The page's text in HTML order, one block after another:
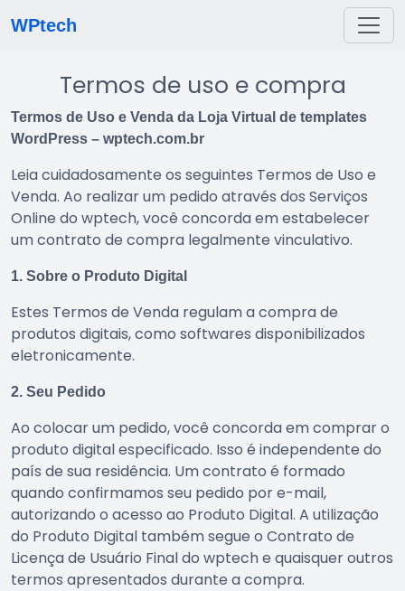
WPtech
Termos de uso e compra
Termos de Uso e Venda da Loja Virtual de templates
WordPress – wptech.com.br
Leia cuidadosamente os seguintes Termos de Uso e
Venda. Ao realizar um pedido através dos Serviços
Online do wptech, você concorda em estabelecer
um contrato de compra legalmente vinculativo.
1. Sobre o Produto Digital
Estes Termos de Venda regulam a compra de
produtos digitais, como softwares disponibilizados
eletronicamente.
2. Seu Pedido
Ao colocar um pedido, você concorda em comprar o
produto digital especificado. Isso é independente do
país de sua residência. Um contrato é formado
quando confirmamos seu pedido por e-mail,
autorizando o acesso ao Produto Digital. A utilização
do Produto Digital também segue o Contrato de
Licença de Usuário Final do wptech e quaisquer outros
termos apresentados durante a compra.